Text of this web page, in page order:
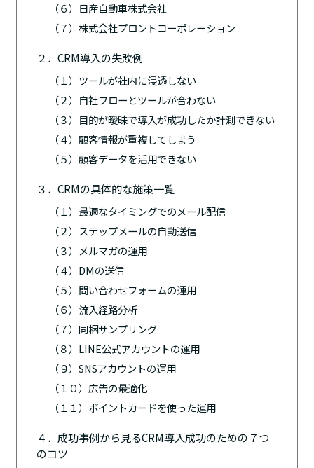
（６）日産自動車株式会社
（７）株式会社プロントコーポレーション
２．CRM導入の失敗例
（１）ツールが社内に浸透しない
（２）自社フローとツールが合わない
（３）目的が曖昧で導入が成功したか計測できない
（４）顧客情報が重複してしまう
（５）顧客データを活用できない
３．CRMの具体的な施策一覧
（１）最適なタイミングでのメール配信
（２）ステップメールの自動送信
（３）メルマガの運用
（４）DMの送信
（５）問い合わせフォームの運用
（６）流入経路分析
（７）同梱サンプリング
（８）LINE公式アカウントの運用
（９）SNSアカウントの運用
（１０）広告の最適化
（１１）ポイントカードを使った運用
４．成功事例から見るCRM導入成功のための７つ
のコツ